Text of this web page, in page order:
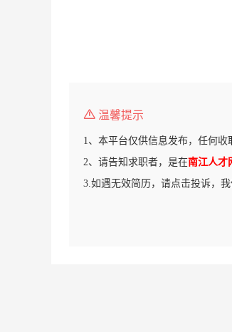
温馨提示
1、本平台仅供信息发布，任何收
2、请告知求职者，是在南江人才
3.如遇无效简历，请点击投诉，